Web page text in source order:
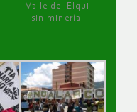
Valle del Elqui
sin minería.